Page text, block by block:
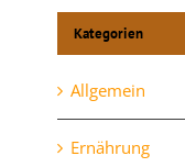
Kategorien
Allgemein
Ernährung